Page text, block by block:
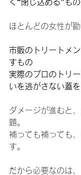
く“閉じ込める”も
ほとんどの女性が
市販のトリートメ
すもの
実際のプロのトリ
いを逃がさない蓋
ダメージが進むと
題。
補っても補っても
す。
だから必要なのは、